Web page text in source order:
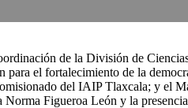
de la División de
el fortalecimiento de la
del IAIP Tlaxcala; y el
Figueroa León y la